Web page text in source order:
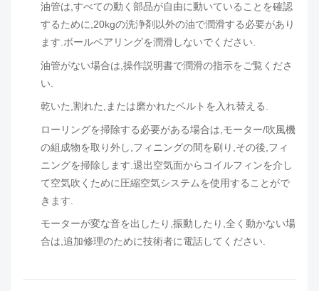
油管は,すべての動く部品が自由に動いていることを確認
するために,20kgの洗浄剤以外の油で潤滑する必要があり
ます.ボールベアリングを潤滑しないでください.
油管がない場合は,操作説明書で潤滑の指示をご覧くださ
い.
乾いた,割れた,または磨かれたベルトを入れ替える.
ローリングを掃除する必要がある場合は,モーター/吹風機
の組成物を取り外し,フィニングの間を刷り,その後,フィ
ニングを掃除します.退出空気面からコイルフィンを介し
て空気吹くために圧縮空気システムを使用することがで
きます.
モーターが変な音を出したり,振動したり,全く動かない場
合は,追加修理のために技術者に電話してください.